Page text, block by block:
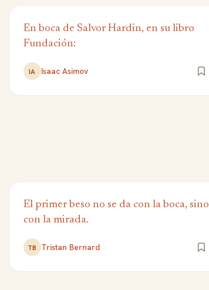
En boca de Salvor Hardin, en su libro
Fundación:
IA Isaac Asimov
El primer beso no se da con la boca, sino
con la mirada.
TB Tristan Bernard